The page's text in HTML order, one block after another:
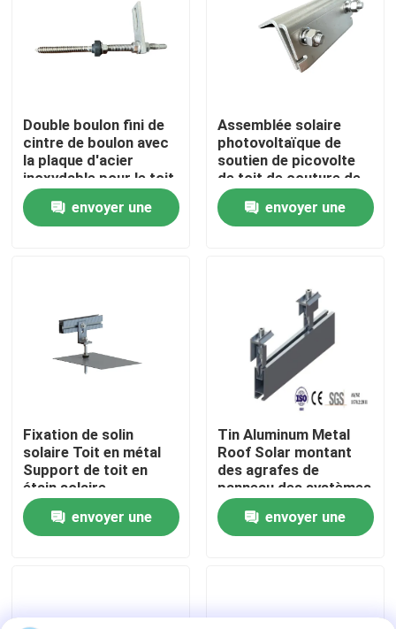
Maison
Produits
Vidéos
Au sujet de nous
Contrôle de qualité
Contactez-nous
picovolte solaire montant des systèmes
Double boulon fini de
cintre de boulon avec
la plaque d'acier
inoxydable pour le toit
en métal avec le purlin
en boisenvoyer une
Assemblée solaire
photovoltaïque de
soutien de picovolte
de toit de couture de
position de bride de
couture du toit A2
envoyer une
Fixation de solin
solaire Toit en métal
Support de toit en
étain solaire
photovoltaïque
envoyer une
Tin Aluminum Metal
Roof Solar montant
des agrafes de
panneau des systèmes
88M/S
envoyer une